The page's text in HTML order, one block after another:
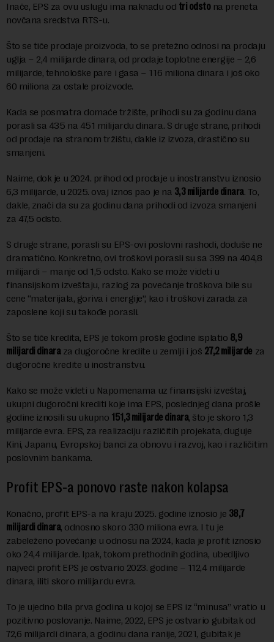
Inače, EPS za ovu uslugu ima naknadu od tri odstona preneta
novčana sredstva RTS-u.
Što se tiče prodaje proizvoda, to se pretežno odnosi na prodaju
uglja – 2,4 milijarde dinara, od prodaje toplotne energije – 2,6
milijarde, tehnološke pare i gasa – 116 miliona dinara i još oko
60 miliona za ostale proizvode.
Kada se posmatra domaće tržište, prihodi su za godinu dana
porasli sa 435 na 451 milijardu dinara. S druge strane, prihodi
od prodaje na stranom tržištu, dakle iz izvoza, drastično su
smanjeni.
Naime, dok je u 2024. prihod od prodaje u inostranstvu iznosio
6,3 milijarde, u 2025. ovaj iznos pao je na 3,3 milijarde dinara. To,
dakle, znači da su za godinu dana prihodi od izvoza smanjeni
za 47,5 odsto.
S druge strane, porasli su EPS-ovi poslovni rashodi, doduše ne
dramatično. Konkretno, ovi troškovi porasli su sa 399 na 404,8
milijardi – manje od 1,5 odsto. Kako se može videti u
finansijskom izveštaju, razlog za povećanje troškova bile su
cene “materijala, goriva i energije”, kao i troškovi zarada za
zaposlene koji su takođe porasli.
Što se tiče kredita, EPS je tokom prošle godine isplatio 8,9
milijardi dinaraza dugoročne kredite u zemlji i još 27,2 milijarde za
dugoročne kredite u inostranstvu.
Kako se može videti u Napomenama uz finansijski izveštaj,
ukupni dugoročni krediti koje ima EPS, poslednjeg dana prošle
godine iznosili su ukupno 151,3 milijarde dinara, što je skoro 1,3
milijarde evra. EPS, za realizaciju različitih projekata, duguje
Kini, Japanu, Evropskoj banci za obnovu i razvoj, kao i različitim
poslovnim bankama.
Profit EPS-a ponovo raste nakon kolapsa
Konačno, profit EPS-a na kraju 2025. godine iznosio je 38,7
milijardi dinara, odnosno skoro 330 miliona evra. I tu je
zabeleženo povećanje u odnosu na 2024, kada je profit iznosio
oko 24,4 milijarde. Ipak, tokom prethodnih godina, ubedljivo
najveći profit EPS je ostvario 2023. godine – 112,4 milijarde
dinara, iliti skoro milijardu evra.
To je ujedno bila prva godina u kojoj se EPS iz “minusa” vratio u
pozitivno poslovanje. Naime, 2022, EPS je ostvario gubitak od
72,6 milijardi dinara, a godinu dana ranije, 2021, gubitak je